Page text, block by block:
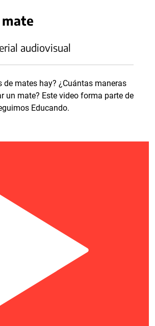
mate
audiovisual
de mates hay? ¿Cuántas maneras
un mate? Este video forma parte de
Educando.